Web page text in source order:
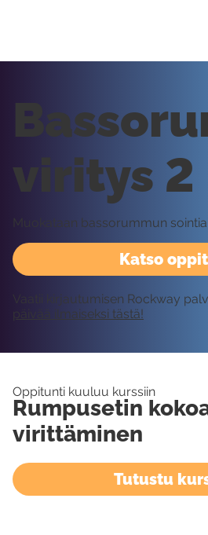
Katso
viritys 2
Muokataan bassorummun
Vaatii kirjautumisen Rockway
päivää ilmaiseksi tästä!
Oppitunti kuuluu kurssiin
Rumpusetin
virittäminen
Tutustu